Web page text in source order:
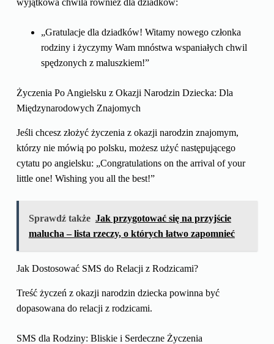
wyjątkowa chwila również dla dziadków:
„Gratulacje dla dziadków! Witamy nowego członka
rodziny i życzymy Wam mnóstwa wspaniałych chwil
spędzonych z maluszkiem!”
Życzenia Po Angielsku z Okazji Narodzin Dziecka: Dla
Międzynarodowych Znajomych
Jeśli chcesz złożyć życzenia z okazji narodzin znajomym,
którzy nie mówią po polsku, możesz użyć następującego
cytatu po angielsku: „Congratulations on the arrival of your
little one! Wishing you all the best!”
Sprawdź także Jak przygotować się na przyjście
malucha – lista rzeczy, o których łatwo zapomnieć
Jak Dostosować SMS do Relacji z Rodzicami?
Treść życzeń z okazji narodzin dziecka powinna być
dopasowana do relacji z rodzicami.
SMS dla Rodziny: Bliskie i Serdeczne Życzenia